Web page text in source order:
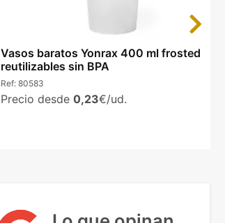
Vasos baratos Yonrax 400 ml frosted
reutilizables sin BPA
Ref: 80583
Precio desde 0,23€/ud.
Next